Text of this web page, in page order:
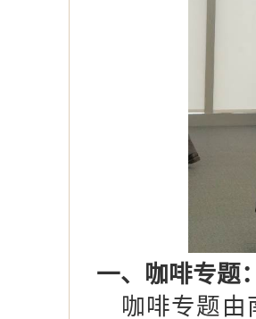
一、咖啡专题
咖啡专题由